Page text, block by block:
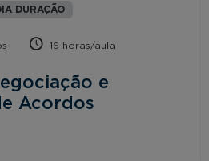
DURAÇÃO
16 horas/aula
e
Acordos